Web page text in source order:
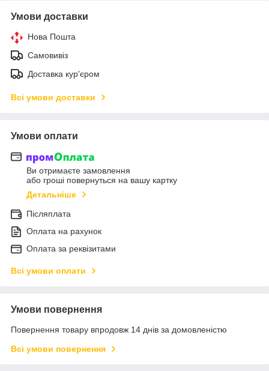
Умови доставки
Нова Пошта
Самовивіз
Доставка кур'єром
Всі умови доставки
Умови оплати
Ви отримаєте замовлення
або гроші повернуться на вашу картку
Детальніше
Післяплата
Оплата на рахунок
Оплата за реквізитами
Всі умови оплати
Умови повернення
Повернення товару впродовж 14 днів за домовленістю
Всі умови повернення